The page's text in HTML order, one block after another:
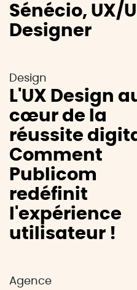
Sénécio, UX/UI
Designer
Design
L'UX Design
cœur de la
réussite
Comment
Publicom
redéfinit
l'expérience
utilisateur !
Agence